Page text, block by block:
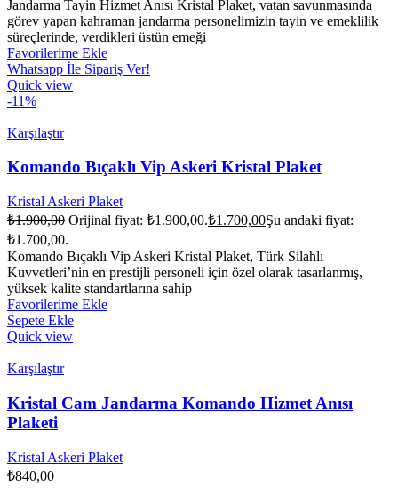
Jandarma Tayin Hizmet Anısı Kristal Plaket, vatan savunmasında
görev yapan kahraman jandarma personelimizin tayin ve emeklilik
süreçlerinde, verdikleri üstün emeği
Favorilerime Ekle
Whatsapp İle Sipariş Ver!
Quick view
-11%
Karşılaştır
Komando Bıçaklı Vip Askeri Kristal Plaket
Kristal Askeri Plaket
₺1.900,00 Orijinal fiyat: ₺1.900,00.₺1.700,00Şu andaki fiyat:
₺1.700,00.
Komando Bıçaklı Vip Askeri Kristal Plaket, Türk Silahlı
Kuvvetleri’nin en prestijli personeli için özel olarak tasarlanmış,
yüksek kalite standartlarına sahip
Favorilerime Ekle
Sepete Ekle
Quick view
Karşılaştır
Kristal Cam Jandarma Komando Hizmet Anısı
Plaketi
Kristal Askeri Plaket
₺840,00